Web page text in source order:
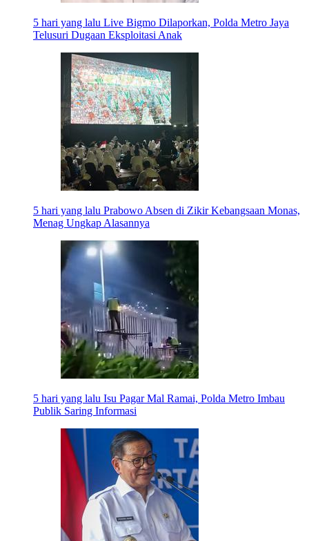
5 hari yang lalu Live Bigmo Dilaporkan, Polda Metro Jaya
Telusuri Dugaan Eksploitasi Anak
5 hari yang lalu Prabowo Absen di Zikir Kebangsaan Monas,
Menag Ungkap Alasannya
5 hari yang lalu Isu Pagar Mal Ramai, Polda Metro Imbau
Publik Saring Informasi